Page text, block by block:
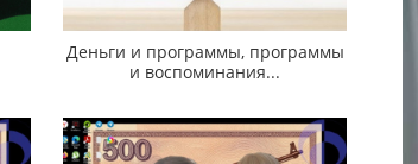
Деньги и программы, программы
и воспоминания...